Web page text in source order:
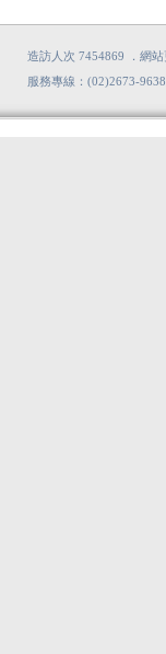
造訪人次 7454869 ．網
服務專線：(02)2673-